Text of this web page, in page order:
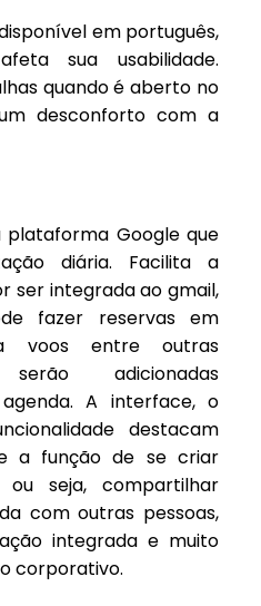
em português,
sua usabilidade.
quando é aberto no
desconforto com a
Google que
diária. Facilita a
ser integrada ao gmail,
fazer reservas em
voos entre outras
adicionadas
A interface, o
destacam
a função de se criar
seja, compartilhar
com outras pessoas,
integrada e muito
corporativo.